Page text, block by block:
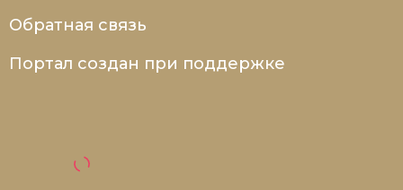
Обратная связь
Портал создан при поддержке